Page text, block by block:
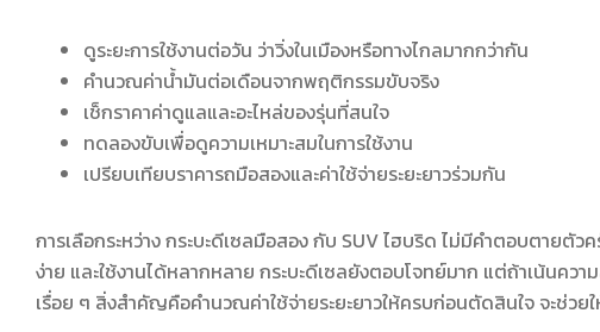
ดูระยะการใช้งานต่อวัน ว่าวิ่งในเมืองหรือทางไกลมากกว่ากัน
คำนวณค่าน้ำมันต่อเดือนจากพฤติกรรมขับจริง
เช็กราคาค่าดูแลและอะไหล่ของรุ่นที่สนใจ
ทดลองขับเพื่อดูความเหมาะสมในการใช้งาน
เปรียบเทียบราคารถมือสองและค่าใช้จ่ายระยะยาวร่วมกัน
การเลือกระหว่าง กระบะดีเซลมือสอง กับ SUV ไฮบริด ไม่มีคำตอบตายตั
ง่าย และใช้งานได้หลากหลาย กระบะดีเซลยังตอบโจทย์มาก แต่ถ้าเน้นคว
เรื่อย ๆ สิ่งสำคัญคือคำนวณค่าใช้จ่ายระยะยาวให้ครบก่อนตัดสินใจ จะช่ว